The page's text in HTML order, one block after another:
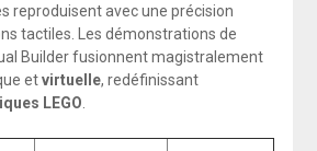
reproduisent avec une précision
tactiles. Les démonstrations de
Builder fusionnent magistralement
etvirtuelle, redéfinissant
LEGO.